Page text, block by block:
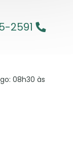
2591
08h30 às